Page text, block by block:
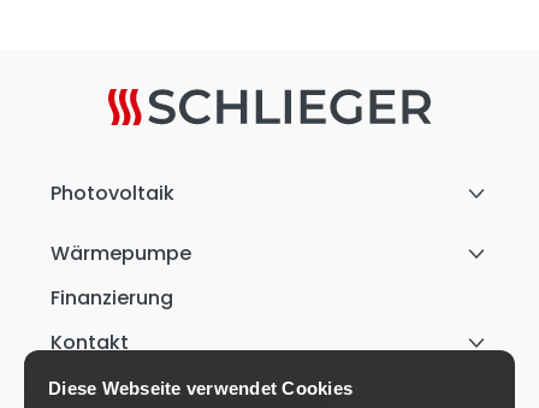
Diese Webseite verwendet Cookies
Photovoltaik
Wärmepumpe
Finanzierung
Kontakt